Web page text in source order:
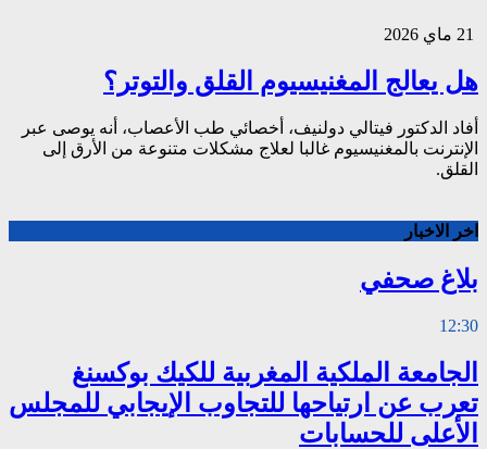
هل يعالج المغنيسيوم القلق والتوتر؟
أفاد الدكتور فيتالي دولنيف، أخصائي طب الأعصاب، أنه يوصى عبر
الإنترنت بالمغنيسيوم غالبا لعلاج مشكلات متنوعة من الأرق إلى
القلق.
اخر الاخبار
بلاغ صحفي
12:30
الجامعة الملكية المغربية للكيك بوكسنغ
تعرب عن ارتياحها للتجاوب الإيجابي للمجلس
الأعلى للحسابات